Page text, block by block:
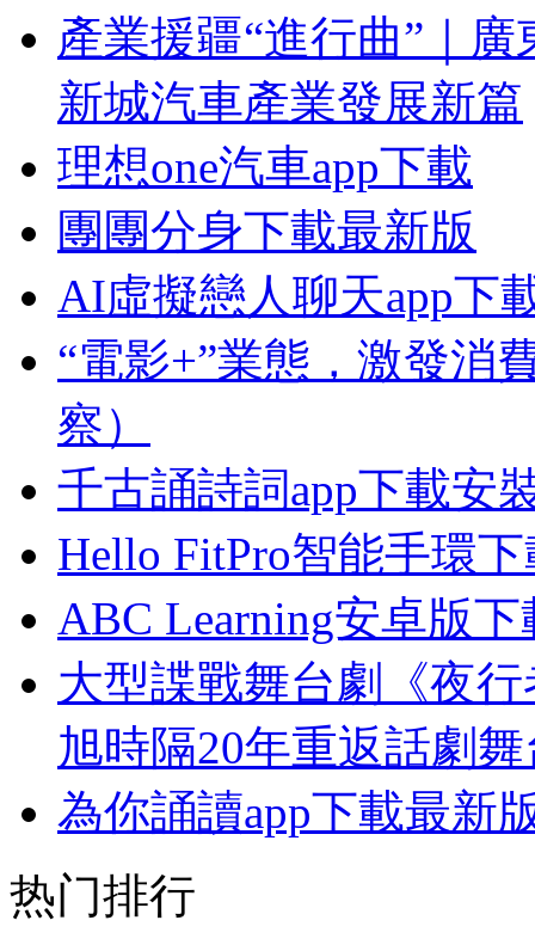
產業援疆“進行曲”｜
新城汽車產業發展新篇
理想one汽車app下載
團團分身下載最新版
AI虛擬戀人聊天app下
“電影+”業態，激發消
察）
千古誦詩詞app下載安
Hello FitPro智能手環
ABC Learning安卓版下
大型諜戰舞台劇《夜
旭時隔20年重返話劇
為你誦讀app下載最新
热门排行